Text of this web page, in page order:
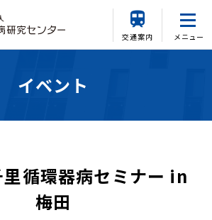
交通案内 メニュー
イベント
循環器病セミナー in
梅田